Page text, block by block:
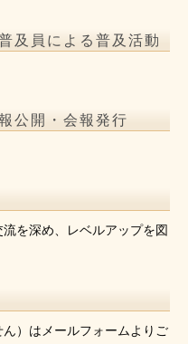
及員による普及活動
公開・会報発行
を深め、レベルアップを図
）はメールフォームよりご